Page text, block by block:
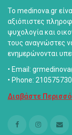
Το medinova.gr
αξιόπιστες
ψυχολογία και
τους αναγνώστες
ενημερώνονται
• Email:
• Phone:
Διαβάστε